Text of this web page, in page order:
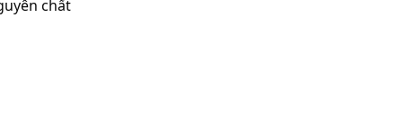
chất